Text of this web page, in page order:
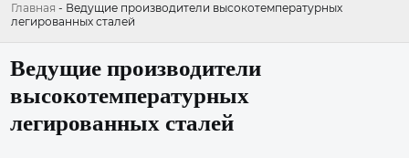
Главная - Ведущие производители высокотемпературных
легированных сталей
Ведущие производители
высокотемпературных
легированных сталей